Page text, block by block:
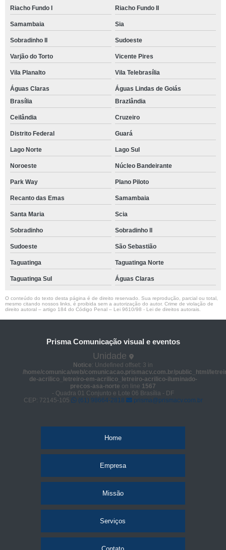
Riacho Fundo I Riacho Fundo II
Samambaia Sia
Sobradinho II Sudoeste
Varjão do Torto Vicente Pires
Vila Planalto Vila Telebrasília
Águas Claras
Águas Lindas de Goiás
Brasília
Brazlândia
Ceilândia Cruzeiro
Distrito Federal Guará
Lago Norte Lago Sul
Noroeste Núcleo Bandeirante
Park Way Plano Piloto
Recanto das Emas Samambaia
Santa Maria Scia
Sobradinho Sobradinho ll
Sudoeste São Sebastião
Taguatinga Taguatinga Norte
Taguatinga Sul Águas Claras
O conteúdo do texto desta página é de direito reservado. Sua reprodução, parcial ou total,
mesmo citando nossos links, é proibida sem a autorização do autor. Crime de violação de
direito autoral – artigo 184 do Código Penal – Lei 9610/98 - Lei de direitos autorais
Prisma Comunicação visual e eventos
Unidade
Notice: Undefined offset: 3 in
/home/comunica/web/comunicacao.prismacv.com.br/public_html/
de-acrilico_letreiro-em-acrilico_letreiro-acrilico-iluminado-
precos-asa-norte on line 1567
- Quadra 01 Conjunto e Lote 06 Brasília - DF
CEP: 72145-105
(61) 98664-2818 prisma@prismacv.com.br
Home
Empresa
Missão
Serviços